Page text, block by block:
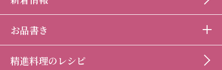
お品書き
精進料理のレシピ